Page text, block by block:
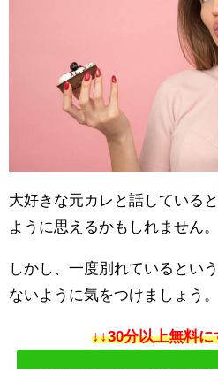
大好きな元カレと話している
ように思えるかもしれません。
しかし、一度別れているとい
ないように気をつけましょう。
↓↓30分以上無料に